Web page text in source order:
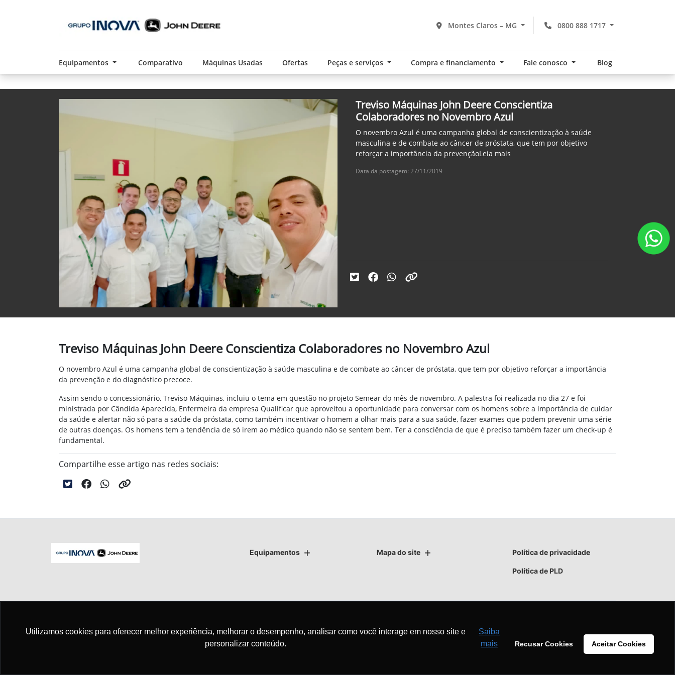
Utilizamos cookies para oferecer melhor experiência, melhorar o desempenho, analisar como você interage em nosso site e
personalizar conteúdo.
Saiba
mais
Recusar Cookies Aceitar Cookies
0800 888 1717
Montes Claros – MG
Equipamentos Comparativo Máquinas Usadas Ofertas Peças e serviços Compra e financiamento Fale conosco Blog
Treviso Máquinas John Deere Conscientiza
Colaboradores no Novembro Azul
O novembro Azul é uma campanha global de conscientização à saúde
masculina e de combate ao câncer de próstata, que tem por objetivo
reforçar a importância da prevençãoLeia mais
Data da postagem: 27/11/2019
Treviso Máquinas John Deere Conscientiza Colaboradores no Novembro Azul
O novembro Azul é uma campanha global de conscientização à saúde masculina e de combate ao câncer de próstata, que tem por objetivo reforçar a importância
da prevenção e do diagnóstico precoce.
Assim sendo o concessionário, Treviso Máquinas, incluiu o tema em questão no projeto Semear do mês de novembro. A palestra foi realizada no dia 27 e foi
ministrada por Cândida Aparecida, Enfermeira da empresa Qualificar que aproveitou a oportunidade para conversar com os homens sobre a importância de cuidar
da saúde e alertar não só para a saúde da próstata, como também incentivar o homem a olhar mais para a sua saúde, fazer exames que podem prevenir uma série
de outras doenças. Os homens tem a tendência de só irem ao médico quando não se sentem bem. Ter a consciência de que é preciso também fazer um check-up é
fundamental.
Compartilhe esse artigo nas redes sociais:
Equipamentos Mapa do site Política de privacidade
Política de PLD
Para otimizar sua experiência durante a navegação, fazemos uso de nossa política de cookies e para proteger
Recusar